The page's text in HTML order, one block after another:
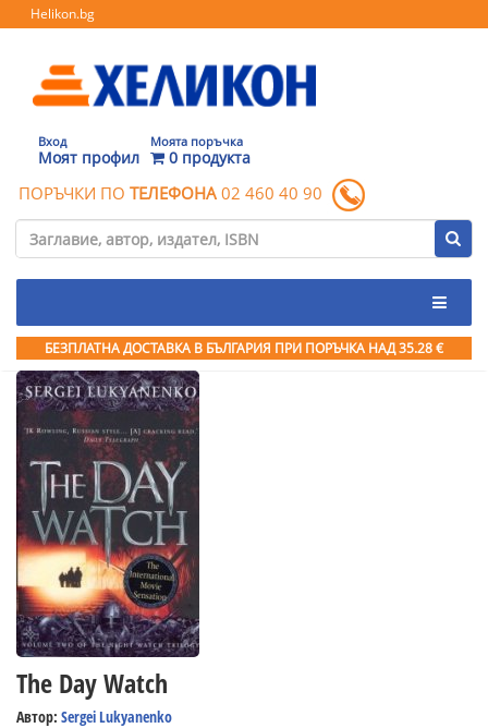
Helikon.bg
Вход
Моят профил
Моята поръчка
0 продукта
ПОРЪЧКИ ПО ТЕЛЕФОНА 02 460 40 90
БЕЗПЛАТНА ДОСТАВКА В БЪЛГАРИЯ ПРИ ПОРЪЧКА НАД 35.28 €
The Day Watch
Автор: Sergei Lukyanenko